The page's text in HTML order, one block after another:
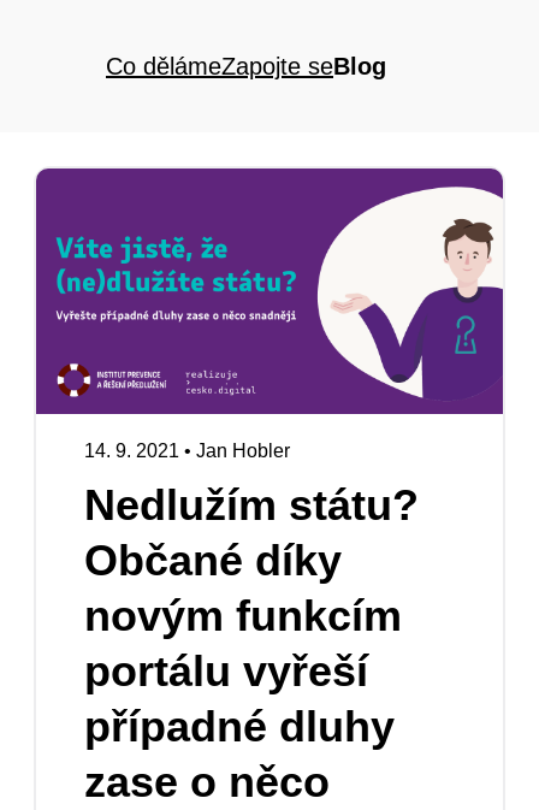
Co dělámeZapojte seBlog
14. 9. 2021 • Jan Hobler
Nedlužím státu?
Občané díky
novým funkcím
portálu vyřeší
případné dluhy
zase o něco